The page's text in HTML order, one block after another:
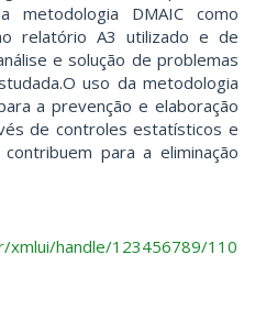
metodologia DMAIC como
relatório A3 utilizado e de
e solução de problemas
uso da metodologia
a prevenção e elaboração
de controles estatísticos e
para a eliminação
handle/123456789/110